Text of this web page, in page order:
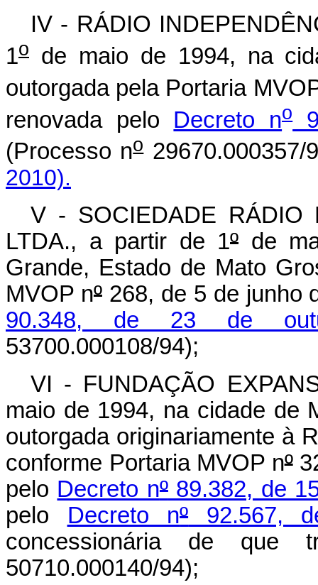
IV - RÁDIO
1o
de maio de 1994, na
outorgada pela Portaria
renovada pelo Decreto no
(Processo no29670.000357/
2010).
V - SOCIEDADE RÁDIO
LTDA., a partir de 1º de
Grande, Estado de Mato
MVOP nº268, de 5 de junho
90.348, de 23 de
53700.000108/94);
VI - FUNDAÇÃO
maio de 1994, na cidade de
outorgada originariamente à
conforme Portaria MVOP nº
pelo Decreto nº89.382, de
pelo Decreto nº92.567,
concessionária de que
50710.000140/94);